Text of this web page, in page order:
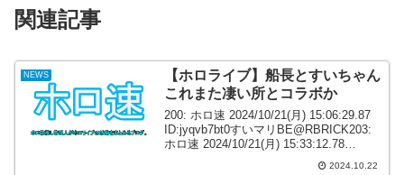
関連記事
NEWS
【ホロライブ】船長とすいちゃん
これまた凄い所とコラボか
200: ホロ速 2024/10/21(月) 15:06:29.87
ID:jyqvb7bt0すいマリBE@RBRICK203:
ホロ速 2024/10/21(月) 15:33:12.78
ID:88abdW6A0船長とすいちゃんこれま
2024.10.22